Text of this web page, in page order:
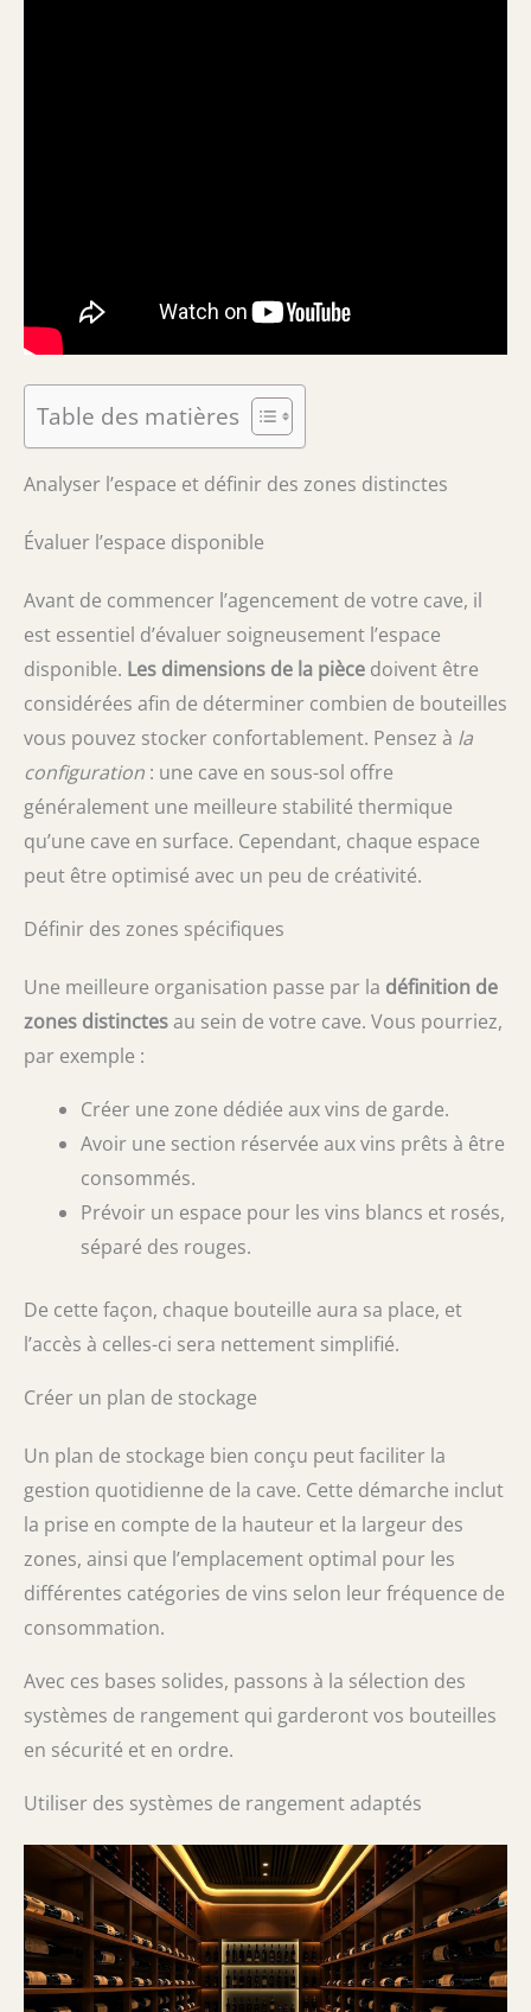
Table des matières
Analyser l’espace et définir des zones distinctes
Évaluer l’espace disponible
Avant de commencer l’agencement de votre cave, il
est essentiel d’évaluer soigneusement l’espace
disponible. Les dimensions de la pièce doivent être
considérées afin de déterminer combien de bouteilles
vous pouvez stocker confortablement. Pensez à la
configuration : une cave en sous-sol offre
généralement une meilleure stabilité thermique
qu’une cave en surface. Cependant, chaque espace
peut être optimisé avec un peu de créativité.
Définir des zones spécifiques
Une meilleure organisation passe par la définition de
zones distinctesau sein de votre cave. Vous pourriez,
par exemple :
Créer une zone dédiée aux vins de garde.
Avoir une section réservée aux vins prêts à être
consommés.
Prévoir un espace pour les vins blancs et rosés,
séparé des rouges.
De cette façon, chaque bouteille aura sa place, et
l’accès à celles-ci sera nettement simplifié.
Créer un plan de stockage
Un plan de stockage bien conçu peut faciliter la
gestion quotidienne de la cave. Cette démarche inclut
la prise en compte de la hauteur et la largeur des
zones, ainsi que l’emplacement optimal pour les
différentes catégories de vins selon leur fréquence de
consommation.
Avec ces bases solides, passons à la sélection des
systèmes de rangement qui garderont vos bouteilles
en sécurité et en ordre.
Utiliser des systèmes de rangement adaptés